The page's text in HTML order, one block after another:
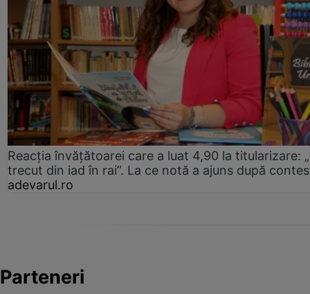
Reacția învățătoarei care a luat 4,90 la titularizare:
trecut din iad în rai”. La ce notă a ajuns după
adevarul.ro
Parteneri